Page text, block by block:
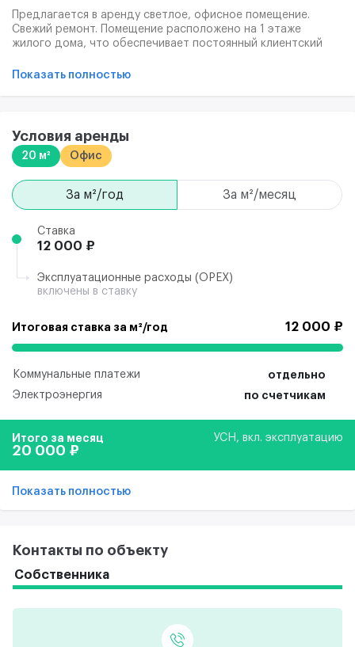
Предлагается в аренду светлое, офисное помещение.
Свежий ремонт. Помещение расположено на 1 этаже
жилого дома, что обеспечивает постоянный клиентский
необходимой мебели по запросу. Помещение готово к
Показать полностью
Условия аренды
20 м² Офис
за м²/год за м²/месяц
Ставка
12 000 ₽
Эксплуатационные расходы (ОРЕХ)
включены в ставку
Итоговая ставка за м²/год 12 000 ₽
Коммунальные платежи
отдельно
Электроэнергия
по счетчикам
Итого за месяц УСН, вкл. эксплуатацию
20 000 ₽
Показать полностью
Контакты по объекту
Собственника